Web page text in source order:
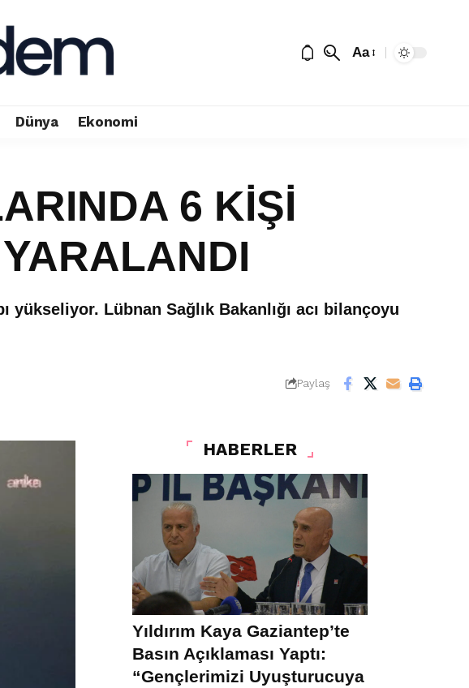
Aa
Dünya Ekonomi
6 KİŞİ
Lübnan Sağlık Bakanlığı acı bilançoyu
Paylaş
HABERLER
Yıldırım Kaya Gaziantep’te
Basın Açıklaması Yaptı:
“Gençlerimizi Uyuşturucuya